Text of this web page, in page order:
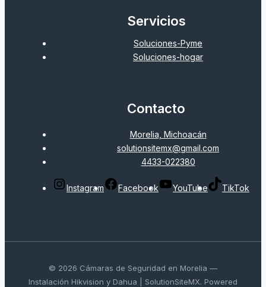
Servicios
Soluciones-Pyme
Soluciones-hogar
Contacto
Morelia, Michoacán
solutionsitemx@gmail.com
4433-022380
Instagram Facebook YouTube TikTok
© 2026 Cámaras de Seguridad en Morelia —
Instalación Hikvision y Dahua | SolutionSiteMX. Powered